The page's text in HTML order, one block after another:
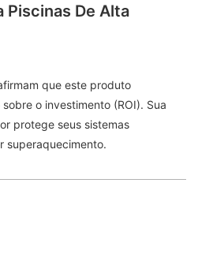
Piscinas De Alta
que este produto
o investimento (ROI). Sua
protege seus sistemas
superaquecimento.